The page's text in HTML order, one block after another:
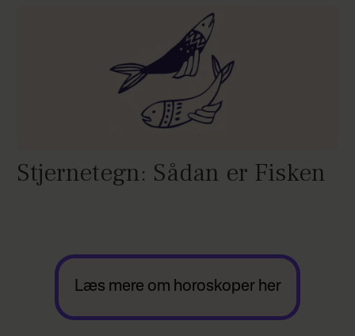
Stjernetegn: Sådan er Fisken
Læs mere om horoskoper her